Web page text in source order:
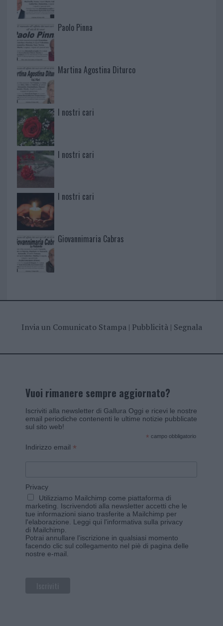
Paolo Pinna
Martina Agostina Diturco
I nostri cari
I nostri cari
I nostri cari
Giovannimaria Cabras
Invia un Comunicato Stampa| Pubblicità| Segnala
Vuoi rimanere sempre aggiornato?
Iscriviti alla newsletter di Gallura Oggi e ricevi le nostre
email periodiche contenenti le ultime notizie pubblicate
sul sito web!
* campo obbligatorio
Indirizzo email *
Privacy
Utilizziamo Mailchimp come piattaforma di
marketing. Iscrivendoti alla newsletter accetti che le
tue informazioni siano trasferite a Mailchimp per
l'elaborazione. Leggi qui l'informativa sulla privacy
di Mailchimp
Potrai annullare l'iscrizione in qualsiasi momento
facendo clic sul collegamento nel piè di pagina delle
nostre e-mail.